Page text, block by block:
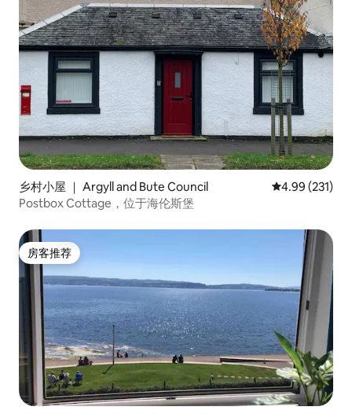
乡村小屋 ｜ Argyll and Bute Council 平均评分 4.99
4.99 (231)
Postbox Cottage，位于海伦斯堡
房客推荐
房客推荐